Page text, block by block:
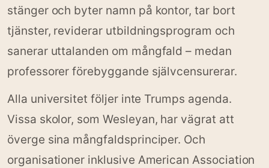
stänger och byter namn på kontor, tar bort
tjänster, reviderar utbildningsprogram och
sanerar uttalanden om mångfald – medan
professorer förebyggande självcensurerar.
Alla universitet följer inte Trumps agenda.
Vissa skolor, som Wesleyan, har vägrat att
överge sina mångfaldsprinciper. Och
organisationer inklusive American Association